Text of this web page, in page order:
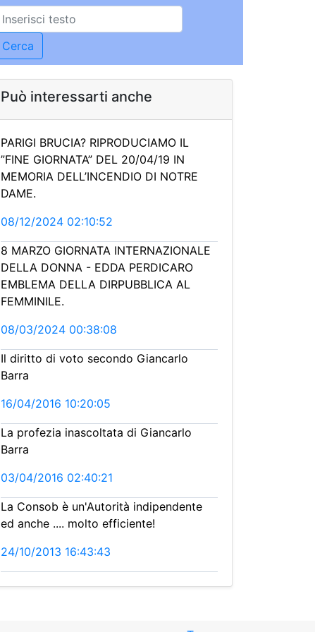
Può interessarti anche
PARIGI BRUCIA? RIPRODUCIAMO IL
”FINE GIORNATA” DEL 20/04/19 IN
MEMORIA DELL’INCENDIO DI NOTRE
DAME.
08/12/2024 02:10:52
8 MARZO GIORNATA INTERNAZIONALE
DELLA DONNA - EDDA PERDICARO
EMBLEMA DELLA DIRPUBBLICA AL
FEMMINILE.
08/03/2024 00:38:08
Il diritto di voto secondo Giancarlo
Barra
16/04/2016 10:20:05
La profezia inascoltata di Giancarlo
Barra
03/04/2016 02:40:21
La Consob è un'Autorità indipendente
ed anche .... molto efficiente!
24/10/2013 16:43:43